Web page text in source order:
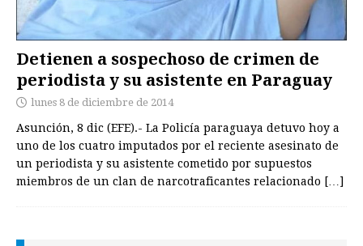
Detienen a sospechoso de crimen de
periodista y su asistente en Paraguay
lunes 8 de diciembre de 2014
Asunción, 8 dic (EFE).- La Policía paraguaya detuvo hoy a
uno de los cuatro imputados por el reciente asesinato de
un periodista y su asistente cometido por supuestos
miembros de un clan de narcotraficantes relacionado […]